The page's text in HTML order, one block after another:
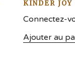
KINDER
Connectez-
Ajouter au